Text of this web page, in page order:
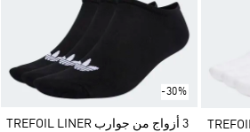
-30%
3 أزواج من جوارب TREFOIL LINER